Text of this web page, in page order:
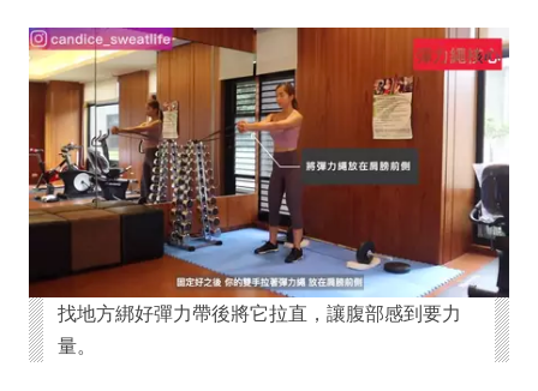
找地方綁好彈力帶後將它拉直，讓腹部感到要力
量。